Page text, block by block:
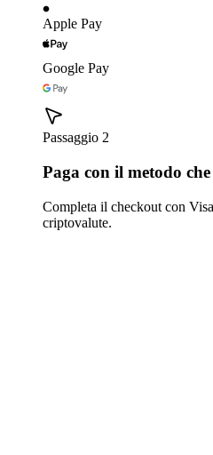
Apple Pay
Google Pay
Passaggio 2
Paga con il metodo
Completa il checkout con
criptovalute.